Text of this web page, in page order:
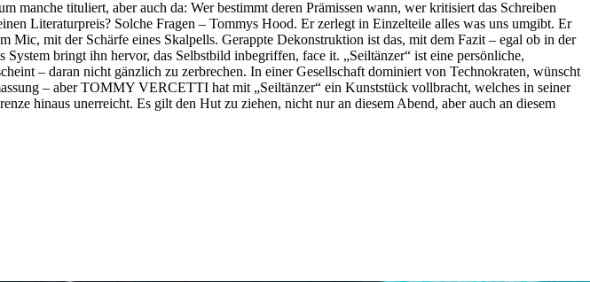
manche tituliert, aber auch da: Wer bestimmt deren Prämissen wann, wer kritisiert das Schreiben
Literaturpreis? Solche Fragen – Tommys Hood. Er zerlegt in Einzelteile alles was uns umgibt. Er
mit der Schärfe eines Skalpells. Gerappte Dekonstruktion ist das, mit dem Fazit – egal ob in der
bringt ihn hervor, das Selbstbild inbegriffen, face it. „Seiltänzer“ ist eine persönliche,
– daran nicht gänzlich zu zerbrechen. In einer Gesellschaft dominiert von Technokraten, wünscht
– aber TOMMY VERCETTI hat mit „Seiltänzer“ ein Kunststück vollbracht, welches in seiner
hinaus unerreicht. Es gilt den Hut zu ziehen, nicht nur an diesem Abend, aber auch an diesem